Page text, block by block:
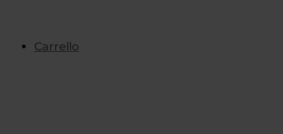
Carrello